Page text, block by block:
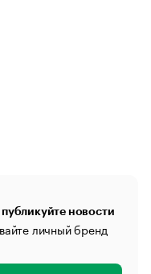
новости
личный бренд